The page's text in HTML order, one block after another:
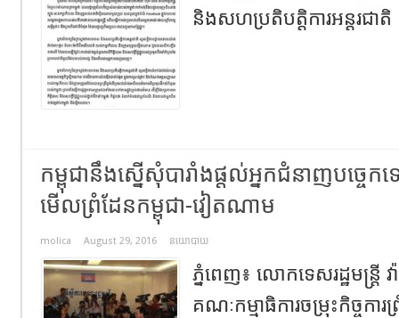
និងសហប្រតិបត្តិការអន្តរ
កម្ពុជានឹងស្នើសុំបារាំងផ្តល់អ្នកជំនាញបច្ចេ
មើលព្រំដែនកម្ពុជា-វៀតណាម
molica August 29, 2016 នយោបាយ
ភ្នំពេញ៖ លោកទេសរដ្ឋមន្ត្រី
គណៈកម្មាធិការចម្រុះកិច្ចការ